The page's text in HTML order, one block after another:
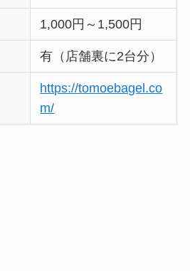
1,000円～1,500円
有（店舗裏に2台分）
https://tomoebagel.co
m/